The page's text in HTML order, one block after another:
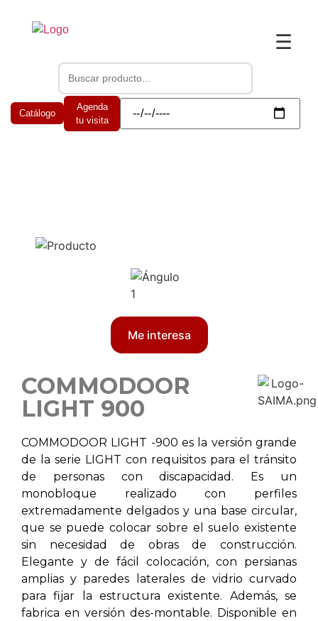
☰
Catálogo
Agenda
tu visita
Me interesa
COMMODOOR
LIGHT 900
COMMODOOR LIGHT -900 es la versión grande
de la serie LIGHT con requisitos para el tránsito
de personas con discapacidad. Es un
monobloque realizado con perfiles
extremadamente delgados y una base circular,
que se puede colocar sobre el suelo existente
sin necesidad de obras de construcción.
Elegante y de fácil colocación, con persianas
amplias y paredes laterales de vidrio curvado
para fijar la estructura existente. Además, se
fabrica en versión des-montable. Disponible en